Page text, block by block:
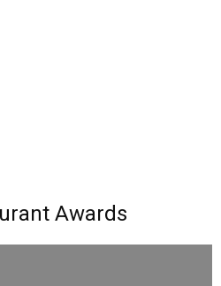
Awards